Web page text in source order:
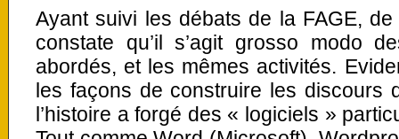
Ayant suivi les débats de la FAGE, de
constate qu’il s’agit grosso modo
abordés, et les mêmes activités.
les façons de construire les discours
l’histoire a forgé des « logiciels »